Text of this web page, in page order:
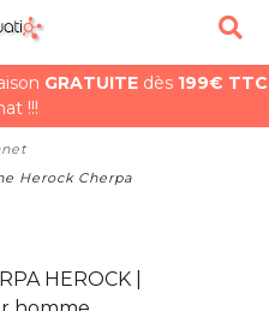
GRATUITE dès 199€ TTC
!!!
Herock Cherpa